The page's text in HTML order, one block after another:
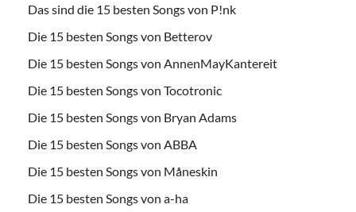
Das sind die 15 besten Songs von P!nk
Die 15 besten Songs von Betterov
Die 15 besten Songs von AnnenMayKantereit
Die 15 besten Songs von Tocotronic
Die 15 besten Songs von Bryan Adams
Die 15 besten Songs von ABBA
Die 15 besten Songs von Måneskin
Die 15 besten Songs von a-ha